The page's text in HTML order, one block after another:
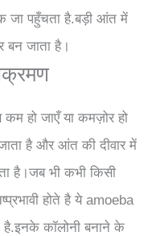
जा पहुँचता है.बड़ी आंत में
बन जाता है।
कम हो जाएँ या कमज़ोर हो
है और आंत की दीवार में
है।जब भी कभी किसी
होते है ये amoeba
है.इनके कॉलोनी बनाने के